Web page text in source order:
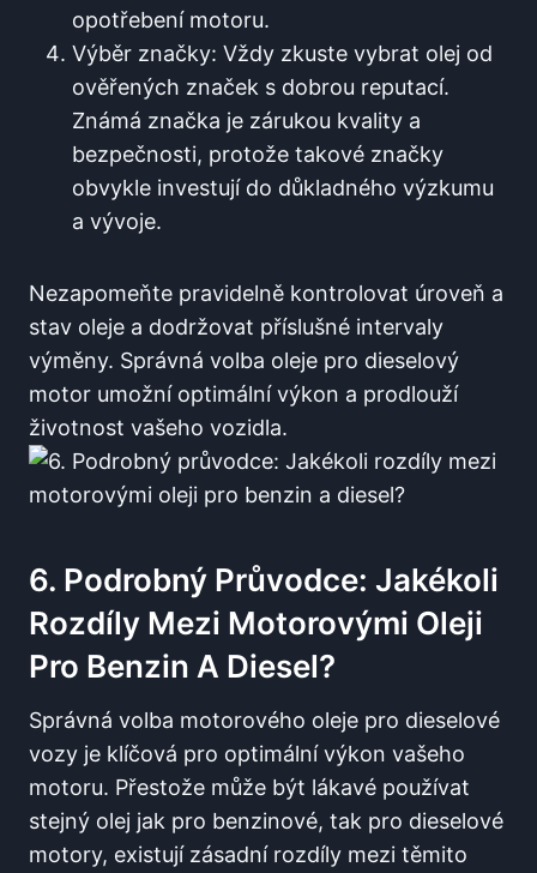
opotřebení motoru.
Výběr značky: Vždy zkuste vybrat olej od
ověřených značek s dobrou reputací.
Známá značka je zárukou kvality a
bezpečnosti, protože takové značky
obvykle investují do důkladného výzkumu
a vývoje.
Nezapomeňte pravidelně kontrolovat úroveň a
stav oleje a dodržovat příslušné intervaly
výměny. Správná volba oleje pro dieselový
motor umožní optimální výkon a prodlouží
životnost vašeho vozidla.
6. Podrobný Průvodce: Jakékoli
Rozdíly Mezi Motorovými Oleji
Pro Benzin A Diesel?
Správná volba motorového oleje pro dieselové
vozy je klíčová pro optimální výkon vašeho
motoru. Přestože může být lákavé používat
stejný olej jak pro benzinové, tak pro dieselové
motory, existují zásadní rozdíly mezi těmito